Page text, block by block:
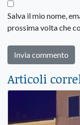
Salva il mio nome,
prossima volta che
Articoli